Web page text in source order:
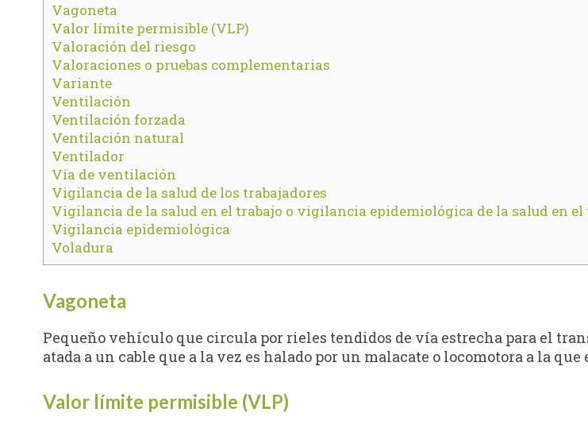
Vagoneta
Valor límite permisible (VLP)
Valoración del riesgo
Valoraciones o pruebas complementarias
Variante
Ventilación
Ventilación forzada
Ventilación natural
Ventilador
Vía de ventilación
Vigilancia de la salud de los trabajadores
Vigilancia de la salud en el trabajo o vigilancia epidemiológica de la salud en el
Vigilancia epidemiológica
Voladura
Vagoneta
Pequeño vehículo que circula por rieles tendidos de vía estrecha para el
atada a un cable que a la vez es halado por un malacate o locomotora a la que
Valor límite permisible (VLP)